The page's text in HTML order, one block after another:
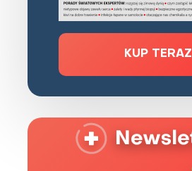
KUP TERAZ